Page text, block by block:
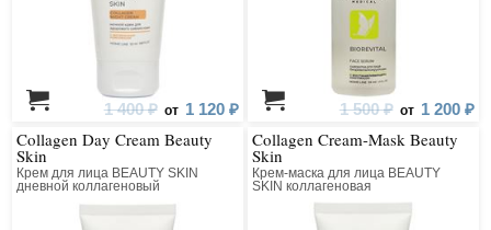
1 400 ₽ от 1 120 ₽ 1 500 ₽ от 1 200 ₽
Collagen Day Cream Beauty
Skin
Крем для лица BEAUTY SKIN
дневной коллагеновый
Collagen Cream-Mask Beauty
Skin
Крем-маска для лица BEAUTY
SKIN коллагеновая